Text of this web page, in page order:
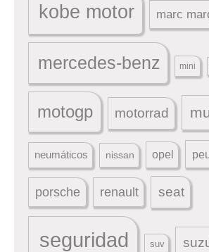
kobe motor marc
mercedes-benz mini
motogp motorrad
neumáticos nissan opel
porsche renault seat
seguridad suv